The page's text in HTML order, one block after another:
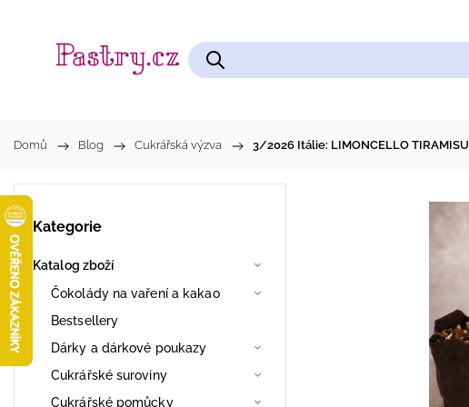
Domů / Blog / Cukrářská výzva / 3/2026 Itálie: LIMONCELLO TIRAMISU
Kategorie
Katalog zboží
Čokolády na vaření a kakao
Bestsellery
Dárky a dárkové poukazy
Cukrářské suroviny
Cukrářské pomůcky